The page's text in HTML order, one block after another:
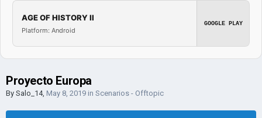
AGE OF HISTORY II
Platform: Android
GOOGLE PLAY
Proyecto Europa
By Salo_14, May 8, 2019 in Scenarios - Offtopic